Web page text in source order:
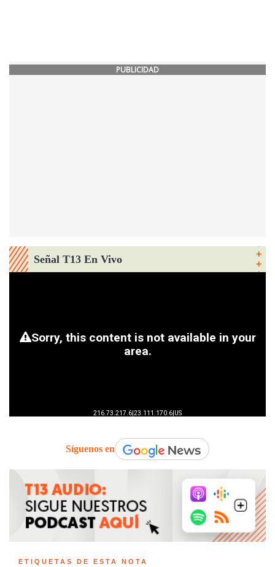
PUBLICIDAD
Señal T13 En Vivo
Síguenos en
ETIQUETAS DE ESTA NOTA